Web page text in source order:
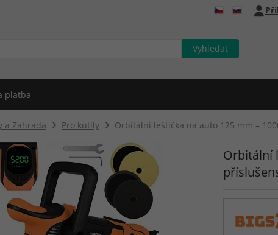
platba
a Zahrada Pro kutily Orbitální leštička na auto 125 mm –
Orbitální